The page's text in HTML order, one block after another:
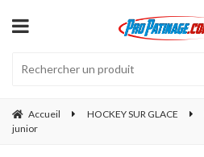
Accueil HOCKEY SUR GLACE
junior